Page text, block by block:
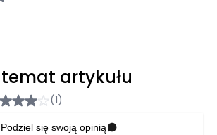
artykułu
(1)
Podziel się swoją opinią